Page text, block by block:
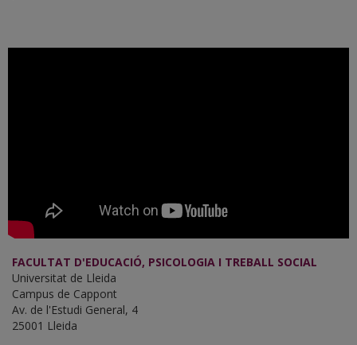
FACULTAT D'EDUCACIÓ, PSICOLOGIA I TREBALL SOCIAL
Universitat de Lleida
Campus de Cappont
Av. de l'Estudi General, 4
25001 Lleida